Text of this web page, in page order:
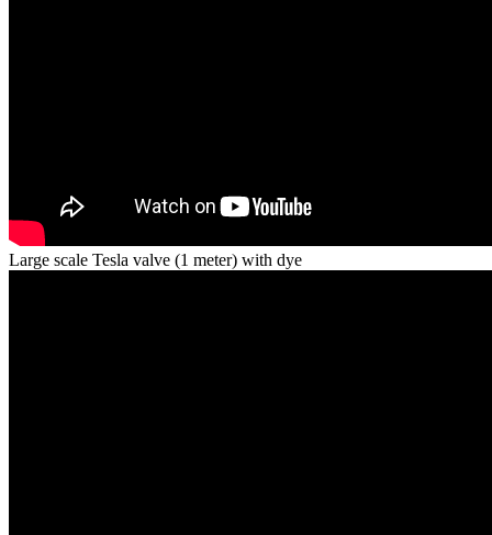
Large scale Tesla valve (1 meter) with dye